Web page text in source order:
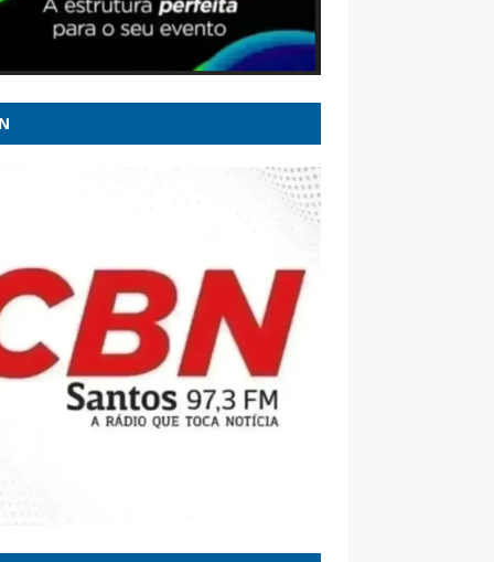
visto de embaixadora e guerra da
o que pode entrar na conversa entre Lula
- Poder360
são os candidatos ao Senado por
Marco Buzzi à perda do cargo, diz
de vítimas - CNN Brasil
de estupro, 'arma contra Lulinha' e
Lira mais perto do Senado: os impactos de
Gaspar como vice de Flávio Bolsonaro -